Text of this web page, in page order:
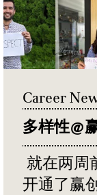
Career
多样性@
就在两周
开通了赢